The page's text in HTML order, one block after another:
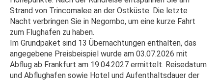
Strand von Trincomalee an der Ostküste. Die letzte
Nacht verbringen Sie in Negombo, um eine kurze Fahrt
zum Flughafen zu haben.
Im Grundpaket sind 13 Übernachtungen enthalten, das
angegebene Preisbeispiel wurde am 03.07.2026 mit
Abflug ab Frankfurt am 19.04.2027 ermittelt. Reisedatum
und Abflughafen sowie Hotel und Aufenthaltsdauer der